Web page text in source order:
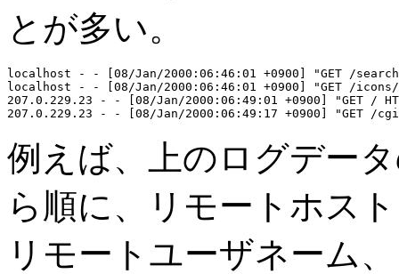
とが多い。
localhost - - [08/Jan/2000:06:46:01 +0900] "GET /
localhost - - [08/Jan/2000:06:46:01 +0900] "GET /
207.0.229.23 - - [08/Jan/2000:06:49:01 +0900] "GET /
例えば、上のログデー
ら順に、リモートホス
リモートユーザネーム